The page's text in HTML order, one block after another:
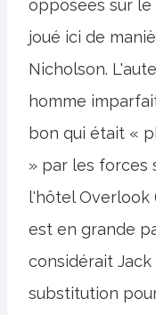
opposées sur le
joué ici de
Nicholson.
homme
bon qui était «
» par les forces
l'hôtel Overlook
est en grande
considérait
substitution